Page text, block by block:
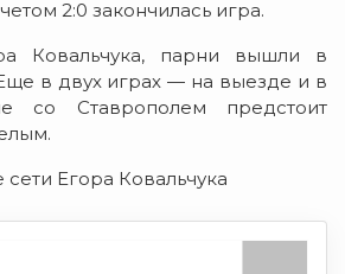
2:0 закончилась игра.
Ковальчука, парни вышли в
Еще в двух играх — на выезде и в
со Ставрополем предстоит
Егора Ковальчука